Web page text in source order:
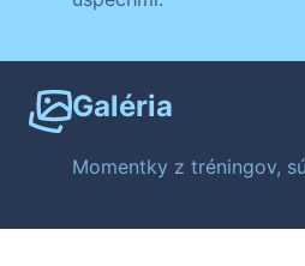
Galéria
Momentky z tréningov,